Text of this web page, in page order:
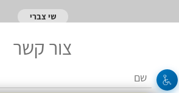
שי צברי
צור קשר